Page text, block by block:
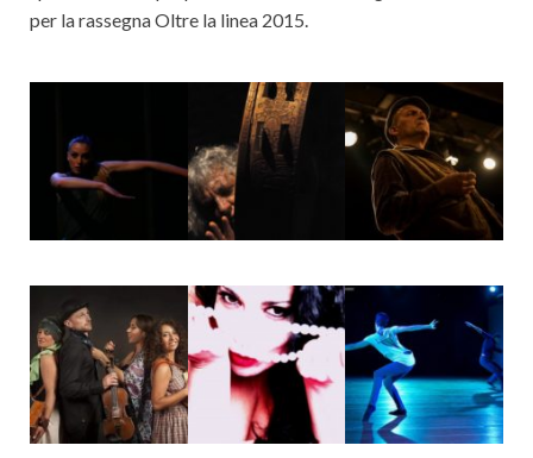
per la rassegna Oltre la linea 2015.